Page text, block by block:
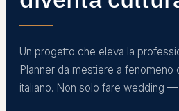
Un progetto che eleva la
Planner da mestiere a
italiano. Non solo fare wedding —